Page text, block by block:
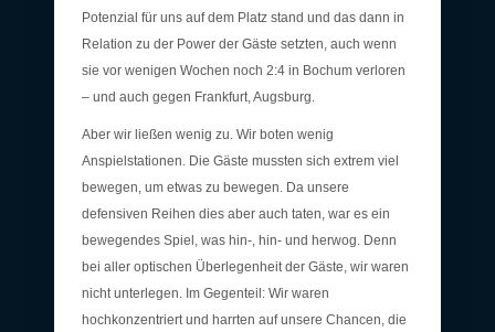
Potenzial für uns auf dem Platz stand und das dann in
Relation zu der Power der Gäste setzten, auch wenn
sie vor wenigen Wochen noch 2:4 in Bochum verloren
– und auch gegen Frankfurt, Augsburg.
Aber wir ließen wenig zu. Wir boten wenig
Anspielstationen. Die Gäste mussten sich extrem viel
bewegen, um etwas zu bewegen. Da unsere
defensiven Reihen dies aber auch taten, war es ein
bewegendes Spiel, was hin-, hin- und herwog. Denn
bei aller optischen Überlegenheit der Gäste, wir waren
nicht unterlegen. Im Gegenteil: Wir waren
hochkonzentriert und harrten auf unsere Chancen, die